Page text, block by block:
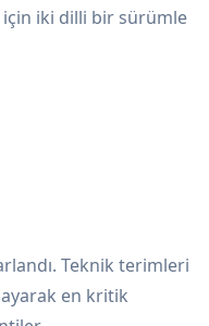
iki dilli bir sürümle
Teknik terimleri
en kritik